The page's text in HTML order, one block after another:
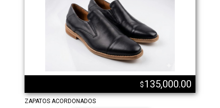
$135,000.00
ZAPATOS ACORDONADOS